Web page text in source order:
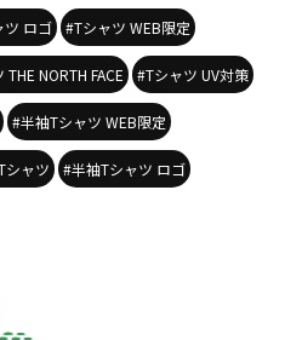
ツ ロゴ #Tシャツ WEB限定
NORTH FACE #Tシャツ UV対策
#半袖Tシャツ WEB限定
シャツ #半袖Tシャツ ロゴ